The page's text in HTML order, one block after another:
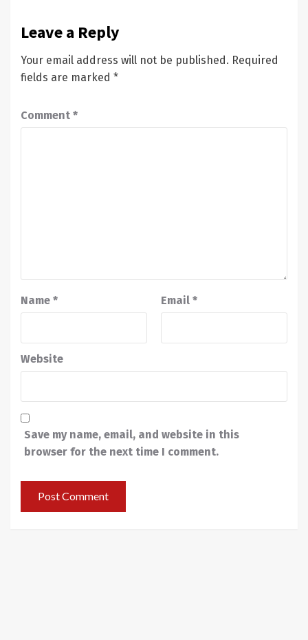
Leave a Reply
Your email address will not be published. Required
fields are marked *
Comment *
Name * Email *
Website
Save my name, email, and website in this
browser for the next time I comment.